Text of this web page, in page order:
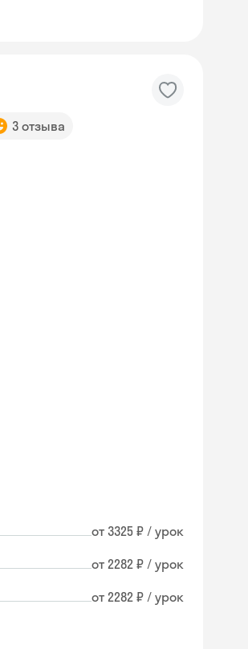
3 отзыва
от 3325 ₽ / урок
от 2282 ₽ / урок
от 2282 ₽ / урок